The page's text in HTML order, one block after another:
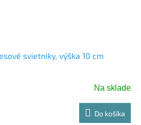
svietniky, výška 10 cm
Na sklade
Do košíka